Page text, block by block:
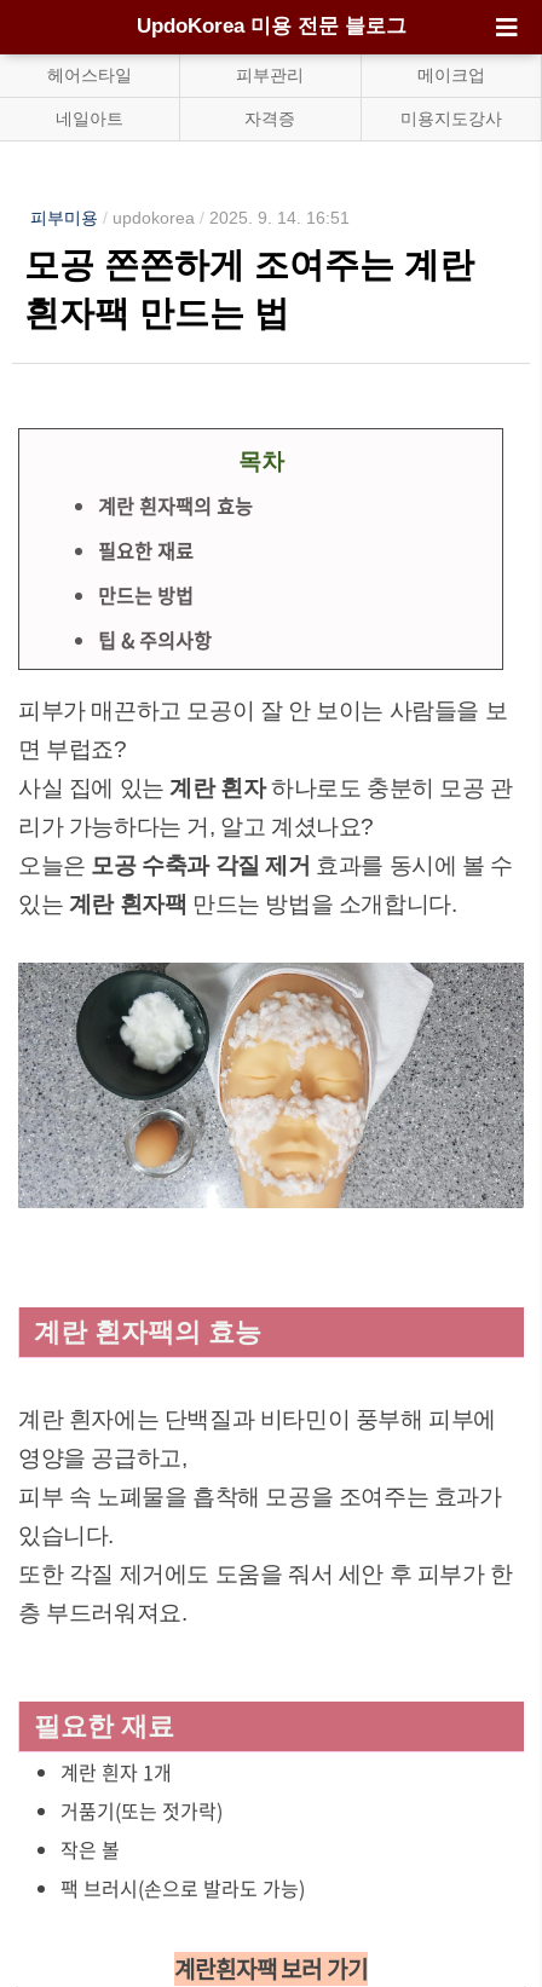
UpdoKorea 미용 전문 블로그
헤어스타일 피부관리 메이크업
네일아트 자격증 미용지도강사
피부미용 / updokorea / 2025. 9. 14. 16:51
모공 쫀쫀하게 조여주는 계란
흰자팩 만드는 법
목차
계란 흰자팩의 효능
필요한 재료
만드는 방법
팁 & 주의사항
피부가 매끈하고 모공이 잘 안 보이는 사람들을 보
면 부럽죠?
사실 집에 있는계란 흰자하나로도 충분히 모공 관
리가 가능하다는 거, 알고 계셨나요?
오늘은 모공 수축과 각질 제거 효과를 동시에 볼 수
있는 계란 흰자팩 만드는 방법을 소개합니다.
계란 흰자팩의 효능
계란 흰자에는 단백질과 비타민이 풍부해 피부에
영양을 공급하고,
피부 속 노폐물을 흡착해 모공을 조여주는 효과가
있습니다.
또한 각질 제거에도 도움을 줘서 세안 후 피부가 한
층 부드러워져요.
필요한 재료
계란 흰자 1개
거품기(또는 젓가락)
작은 볼
팩 브러시(손으로 발라도 가능)
계란흰자팩 보러 가기